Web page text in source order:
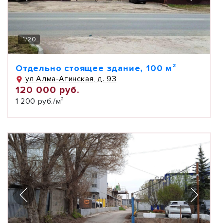
1/20
Отдельно стоящее здание, 100 м²
ул Алма-Атинская, д. 93
120 000 руб.
1 200 руб./м²